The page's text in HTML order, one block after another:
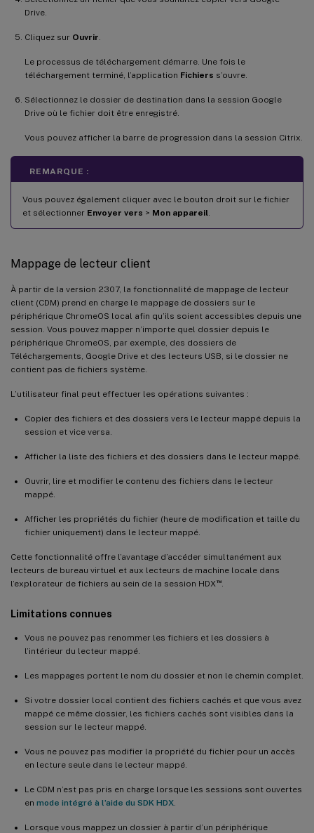
Drive.
Cliquez sur Ouvrir
Le processus de téléchargement démarre. Une fois le
téléchargement terminé, l’application Fichiers s’ouvre.
Sélectionnez le dossier de destination dans la session Google
Drive où le fichier doit être enregistré.
Vous pouvez afficher la barre de progression dans la session Citrix.
REMARQUE :
Vous pouvez également cliquer avec le bouton droit sur le fichier
et sélectionner Envoyer vers > Mon appareil
Mappage de lecteur client
À partir de la version 2307, la fonctionnalité de mappage de lecteur
client (CDM) prend en charge le mappage de dossiers sur le
périphérique ChromeOS local afin qu’ils soient accessibles depuis une
session. Vous pouvez mapper n’importe quel dossier depuis le
périphérique ChromeOS, par exemple, des dossiers de
Téléchargements, Google Drive et des lecteurs USB, si le dossier ne
contient pas de fichiers système.
L’utilisateur final peut effectuer les opérations suivantes :
Copier des fichiers et des dossiers vers le lecteur mappé depuis la
session et vice versa.
Afficher la liste des fichiers et des dossiers dans le lecteur mappé.
Ouvrir, lire et modifier le contenu des fichiers dans le lecteur
mappé.
Afficher les propriétés du fichier (heure de modification et taille du
fichier uniquement) dans le lecteur mappé.
Cette fonctionnalité offre l’avantage d’accéder simultanément aux
lecteurs de bureau virtuel et aux lecteurs de machine locale dans
l’explorateur de fichiers au sein de la session HDX ™.
Limitations connues
Vous ne pouvez pas renommer les fichiers et les dossiers à
l’intérieur du lecteur mappé.
Les mappages portent le nom du dossier et non le chemin complet.
Si votre dossier local contient des fichiers cachés et que vous avez
mappé ce même dossier, les fichiers cachés sont visibles dans la
session sur le lecteur mappé.
Vous ne pouvez pas modifier la propriété du fichier pour un accès
en lecture seule dans le lecteur mappé.
Le CDM n’est pas pris en charge lorsque les sessions sont ouvertes
en mode intégré à l’aide du SDK HDX
Lorsque vous mappez un dossier à partir d’un périphérique